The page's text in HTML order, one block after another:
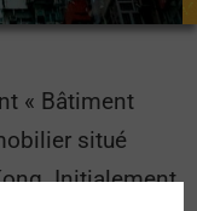
« Bâtiment
situé
Initialement